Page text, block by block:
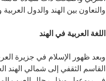
والتعاون بين الهند والدول
اللغة العربية في الهند
وبعد ظهور الإسلام في جزيرة